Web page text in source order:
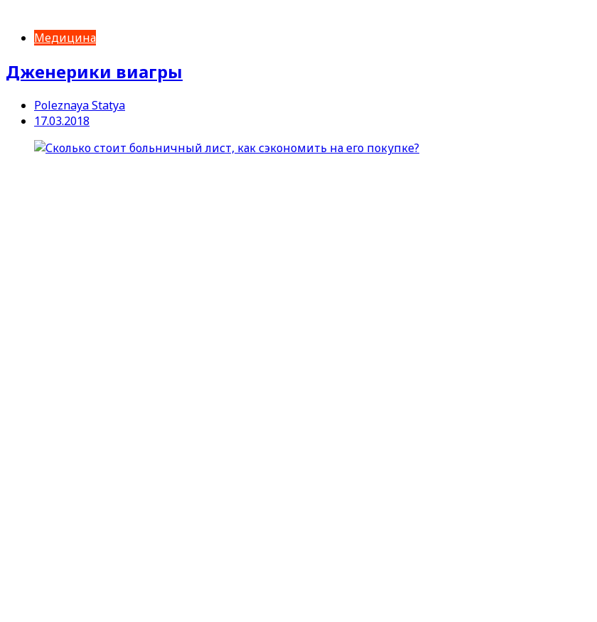
Медицина
Дженерики виагры
Poleznaya Statya
17.03.2018